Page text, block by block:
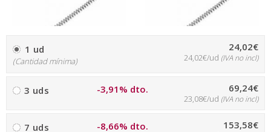
1 ud
(Cantidad mínima)
24,02€
24,02€/ud (IVA no incl)
3 uds -3,91% dto. 69,24€
23,08€/ud (IVA no incl)
7 uds -8,66% dto. 153,58€